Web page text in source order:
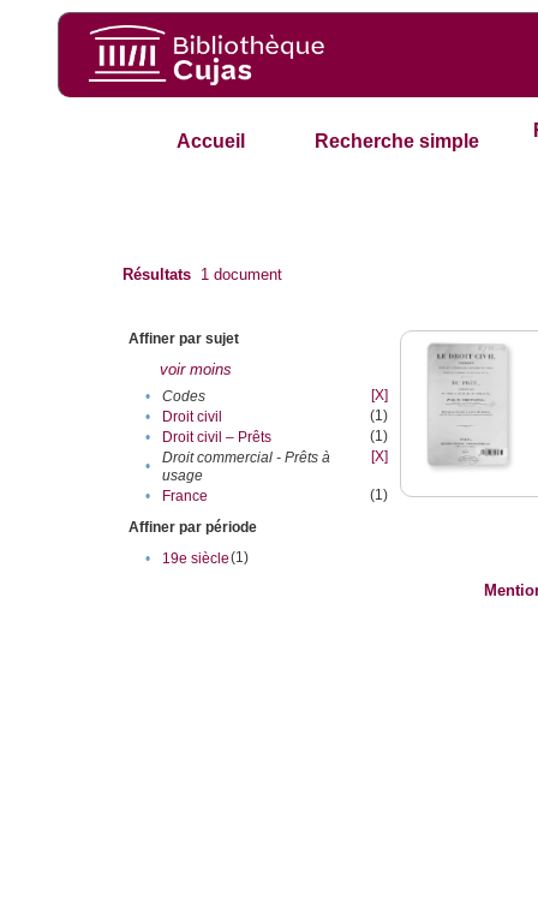
Accueil Recherche simple
Résultats 1 document
Affiner par sujet
voir moins
• Codes
[X]
•
Droit civil
(1)
•
Droit civil – Prêts
(1)
•
Droit commercial - Prêts à
usage
[X]
• France
(1)
Affiner par période
•
19e siècle(1)